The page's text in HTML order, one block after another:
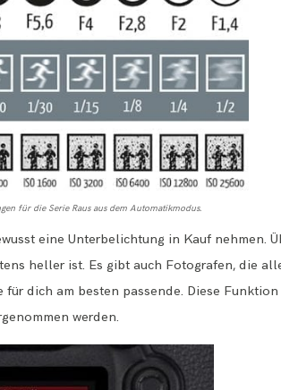
für die Serie Raus aus dem Automatikmodus.
eine Unterbelichtung in Kauf nehmen.
heller ist. Es gibt auch Fotografen, die
dich am besten passende. Diese
werden.